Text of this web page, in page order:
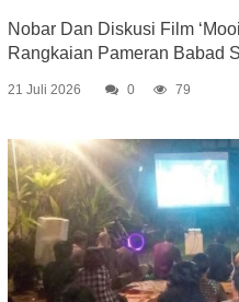
Nobar Dan Diskusi Film
Rangkaian Pameran Babad
21 Juli 2026 0 79